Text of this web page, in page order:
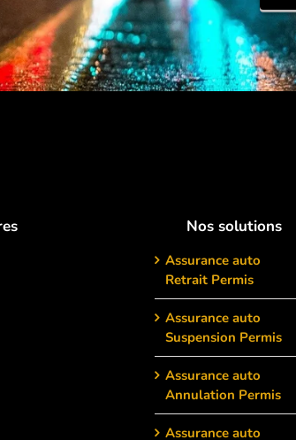
Nos solutions
Assurance auto
Retrait Permis
Assurance auto
Suspension Permis
Assurance auto
Annulation Permis
Assurance auto